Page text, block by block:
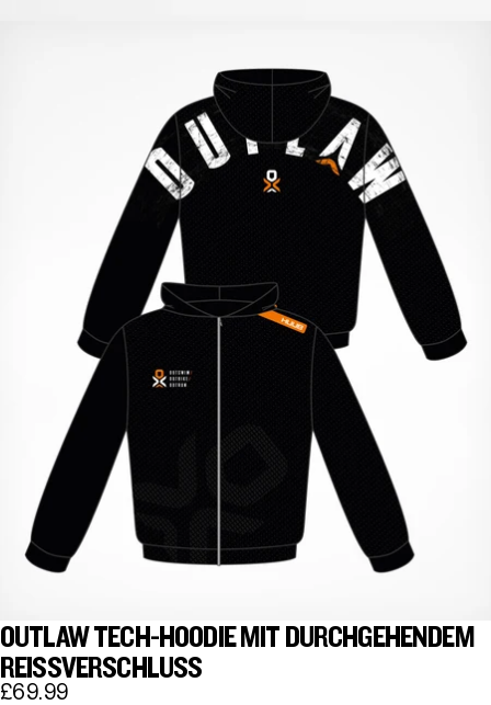
OUTLAW TECH-HOODIE MIT DURCHGEHENDEM
REISSVERSCHLUSS
£69.99